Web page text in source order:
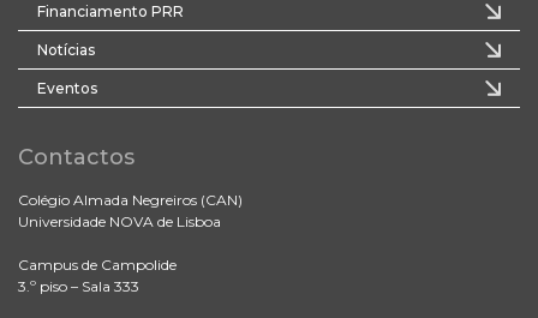
Financiamento PRR
Notícias
Eventos
Contactos
Colégio Almada Negreiros (CAN)
Universidade NOVA de Lisboa
Campus de Campolide
3.º piso – Sala 333